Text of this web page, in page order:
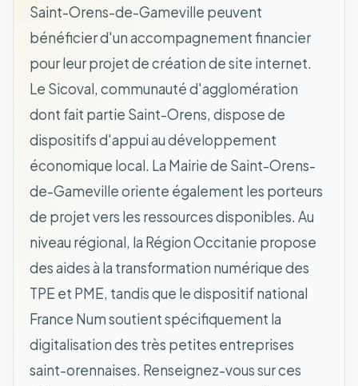
Saint-Orens-de-Gameville peuvent
bénéficier d'un accompagnement financier
pour leur projet de création de site internet.
Le Sicoval, communauté d'agglomération
dont fait partie Saint-Orens, dispose de
dispositifs d'appui au développement
économique local. La Mairie de Saint-Orens-
de-Gameville oriente également les porteurs
de projet vers les ressources disponibles. Au
niveau régional, la Région Occitanie propose
des aides à la transformation numérique des
TPE et PME, tandis que le dispositif national
France Num soutient spécifiquement la
digitalisation des très petites entreprises
saint-orennaises. Renseignez-vous sur ces